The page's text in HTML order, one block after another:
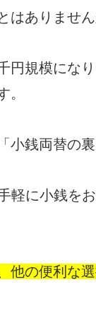
はありません
円規模にな
。
銭両替の裏
軽に小銭を
他の便利な